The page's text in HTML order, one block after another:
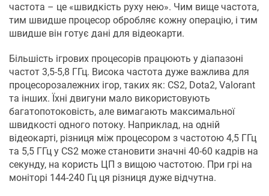
частота – це «швидкість руху нею». Чим вище частота,
тим швидше процесор обробляє кожну операцію, і тим
швидше він готує дані для відеокарти.
Більшість ігрових процесорів працюють у діапазоні
частот 3,5-5,8 ГГц. Висока частота дуже важлива для
процесорозалежних ігор, таких як: CS2, Dota2, Valorant
та інших. Їхні двигуни мало використовують
багатопотоковість, але вимагають максимальної
швидкості одного потоку. Наприклад, на одній
відеокарті, різниця між процесором з частотою 4,5 ГГц
та 5,5 ГГц у CS2 може становити значні 40-60 кадрів на
секунду, на користь ЦП з вищою частотою. При грі на
моніторі 144-240 Гц ця різниця дуже відчутна.